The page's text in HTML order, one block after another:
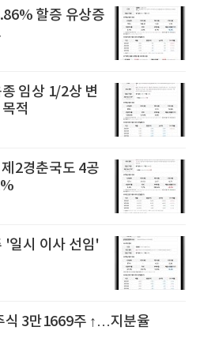
할증 유상증
임상 1/2상 변
적
2경춘국도 4공
'일시 이사 선임'
1669주 ↑…지분율